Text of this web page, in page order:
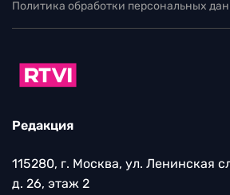
Политика обработки персональных
Редакция
115280, г. Москва, ул. Ленинская
д. 26, этаж 2